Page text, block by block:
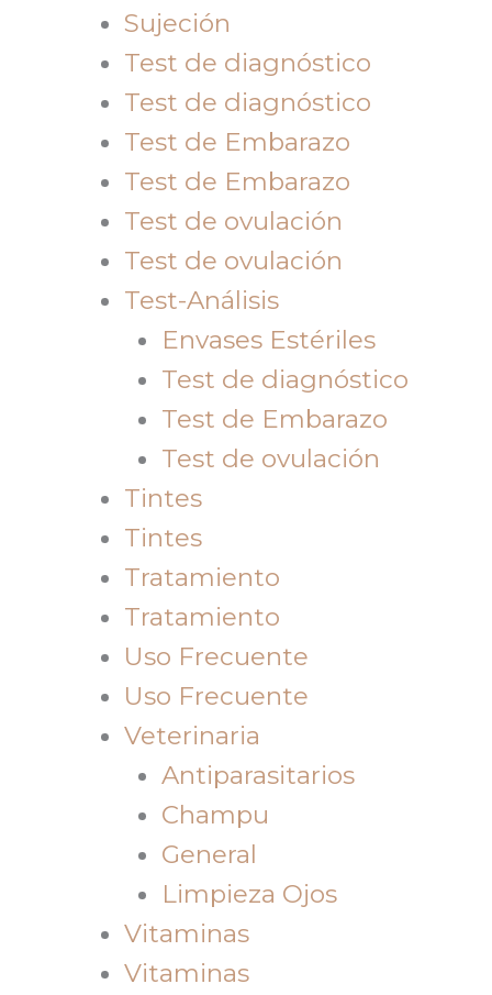
Sujeción
Test de diagnóstico
Test de diagnóstico
Test de Embarazo
Test de Embarazo
Test de ovulación
Test de ovulación
Test-Análisis
Envases Estériles
Test de diagnóstico
Test de Embarazo
Test de ovulación
Tintes
Tintes
Tratamiento
Tratamiento
Uso Frecuente
Uso Frecuente
Veterinaria
Antiparasitarios
Champu
General
Limpieza Ojos
Vitaminas
Vitaminas